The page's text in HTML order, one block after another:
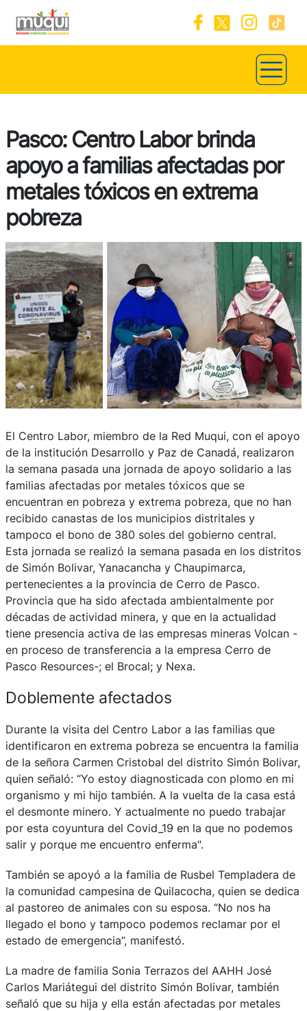
Pasco: Centro Labor brinda
apoyo a familias afectadas por
metales tóxicos en extrema
pobreza
El Centro Labor, miembro de la Red Muqui, con el apoyo
de la institución Desarrollo y Paz de Canadá, realizaron
la semana pasada una jornada de apoyo solidario a las
familias afectadas por metales tóxicos que se
encuentran en pobreza y extrema pobreza, que no han
recibido canastas de los municipios distritales y
tampoco el bono de 380 soles del gobierno central.
Esta jornada se realizó la semana pasada en los distritos
de Simón Bolivar, Yanacancha y Chaupimarca,
pertenecientes a la provincia de Cerro de Pasco.
Provincia que ha sido afectada ambientalmente por
décadas de actividad minera, y que en la actualidad
tiene presencia activa de las empresas mineras Volcan -
en proceso de transferencia a la empresa Cerro de
Pasco Resources-; el Brocal; y Nexa.
Doblemente afectados
Durante la visita del Centro Labor a las familias que
identificaron en extrema pobreza se encuentra la familia
de la señora Carmen Cristobal del distrito Simón Bolivar,
quien señaló: “Yo estoy diagnosticada con plomo en mi
organismo y mi hijo también. A la vuelta de la casa está
el desmonte minero. Y actualmente no puedo trabajar
por esta coyuntura del Covid_19 en la que no podemos
salir y porque me encuentro enferma".
También se apoyó a la familia de Rusbel Templadera de
la comunidad campesina de Quilacocha, quien se dedica
al pastoreo de animales con su esposa. “No nos ha
llegado el bono y tampoco podemos reclamar por el
estado de emergencia”, manifestó.
La madre de familia Sonia Terrazos del AAHH José
Carlos Mariátegui del distrito Simón Bolivar, también
señaló que su hija y ella están afectadas por metales